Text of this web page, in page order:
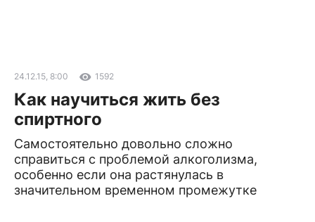
24.12.15, 8:00 1592
Как научиться жить без
спиртного
Самостоятельно довольно сложно
справиться с проблемой алкоголизма,
особенно если она растянулась в
значительном временном промежутке